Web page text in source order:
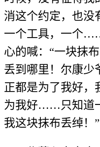
消这个约定，也没
一个工具，一个
心的喊：“一块抹
丢到哪里！尔康少
正都是为了我好，
为我好……只知道
我这块抹布丢绰！”